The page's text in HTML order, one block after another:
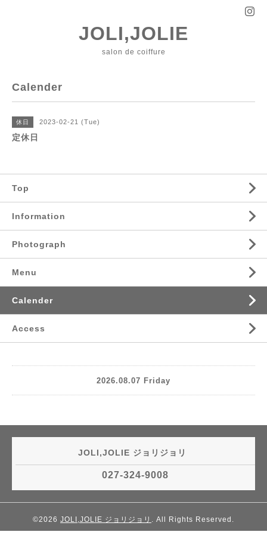
JOLI,JOLIE
salon de coiffure
Calender
休日 2023-02-21 (Tue)
定休日
Top
Information
Photograph
Menu
Calender
Access
2026.08.07 Friday
JOLI,JOLIE ジョリジョリ
027-324-9008
©2026 JOLI,JOLIE ジョリジョリ . All Rights Reserved.